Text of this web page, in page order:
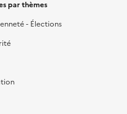
par thèmes
- Élections